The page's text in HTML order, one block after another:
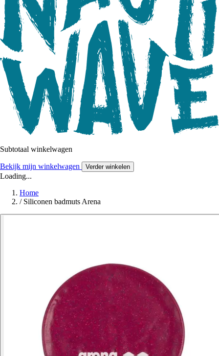
Subtotaal winkelwagen
Bekijk mijn winkelwagen Verder winkelen
Loading...
Home
/ Siliconen badmuts Arena